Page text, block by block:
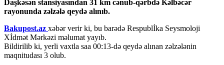
Daşkəsən stansiyasından 31 km cənub-qərbdə Kəlbəcər
rayonunda zəlzələ qeydə alınıb.
Bakupost.az xəbər verir ki, bu barədə Respublİka Seysmoloji
Xİdmət Mərkəzi məlumat yayıb.
Bildirilib ki, yerli vaxtla saa 00:13-də qeydə alınan zəlzələnin
maqnitudası 3 olub.